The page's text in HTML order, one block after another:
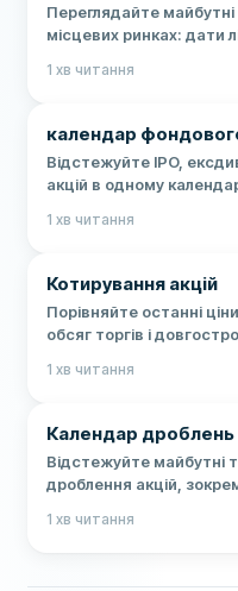
Переглядайте майбутні
місцевих ринках: дати
1 хв читання
календар
Відстежуйте IPO,
акцій в одному
події.
1 хв читання
Котирування акцій
Порівняйте останні
обсяг торгів і
1 хв читання
Календар дроблень
Відстежуйте майбутні
дроблення акцій,
1 хв читання